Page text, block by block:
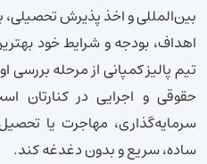
بین‌المللی و اخذ پذیرش
اهداف، بودجه و شرایط خود
تیم پالیز کمپانی از مرحله بررسی
حقوقی و اجرایی در کنارتان
سرمایه‌گذاری، مهاجرت یا
ساده، سریع و بدون دغدغه کند.